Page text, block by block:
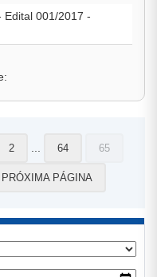
Edital 001/2017 -
2 64 65
PRÓXIMA PÁGINA